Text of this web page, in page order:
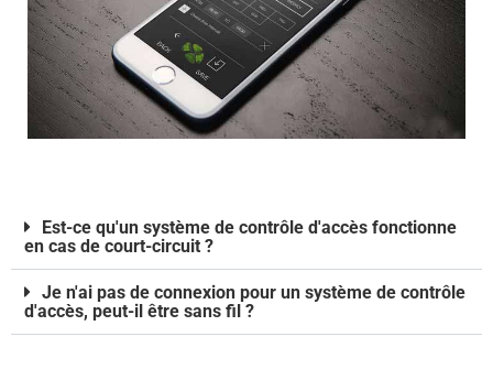
Est-ce qu'un système de contrôle d'accès fonctionne
en cas de court-circuit ?
Je n'ai pas de connexion pour un système de contrôle
d'accès, peut-il être sans fil ?